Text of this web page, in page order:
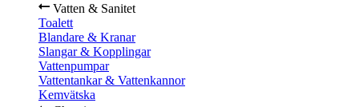
Vatten & Sanitet
Toalett
Blandare & Kranar
Slangar & Kopplingar
Vattenpumpar
Vattentankar & Vattenkannor
Kemvätska